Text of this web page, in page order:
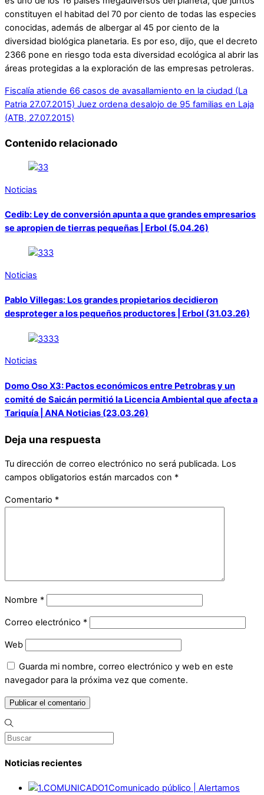
constituyen el habitad del 70 por ciento de todas las especies
conocidas, además de albergar al 45 por ciento de la
diversidad biológica planetaria. Es por eso, dijo, que el decreto
2366 pone en riesgo toda esta diversidad ecológica al abrir las
áreas protegidas a la exploración de las empresas petroleras.
Fiscalía atiende 66 casos de avasallamiento en la ciudad (La
Patria 27.07.2015) Juez ordena desalojo de 95 familias en Laja
(ATB, 27.07.2015)
Contenido relacionado
Noticias
Cedib: Ley de conversión apunta a que grandes empresarios
se apropien de tierras pequeñas | Erbol (5.04.26)
Noticias
Pablo Villegas: Los grandes propietarios decidieron
desproteger a los pequeños productores | Erbol (31.03.26)
Noticias
Domo Oso X3: Pactos económicos entre Petrobras y un
comité de Saicán permitió la Licencia Ambiental que afecta a
Tariquía | ANA Noticias (23.03.26)
Deja una respuesta
Tu dirección de correo electrónico no será publicada. Los
campos obligatorios están marcados con *
Comentario *
Nombre *
Correo electrónico *
Web
Guarda mi nombre, correo electrónico y web en este
navegador para la próxima vez que comente.
Noticias recientes
Comunicado público | Alertamos